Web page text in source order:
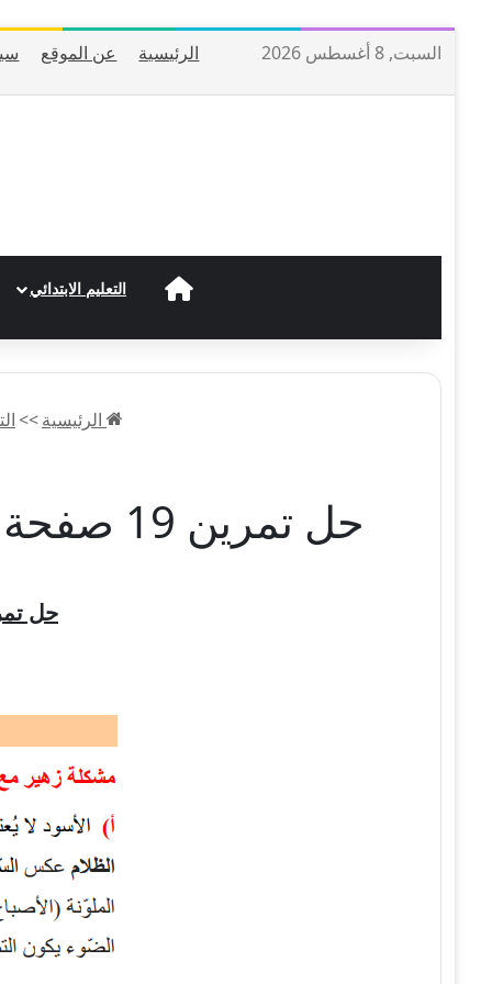
السبت, 8 أغسطس 2026 الرئيسية عن الموقع
الرئيسيةالتعليم الابتدائي
الرئيسية>>
حل تمرين 19 صفحة 120 الفيزياء للسنة الثالثة متوسط – الجيل الثاني
حل